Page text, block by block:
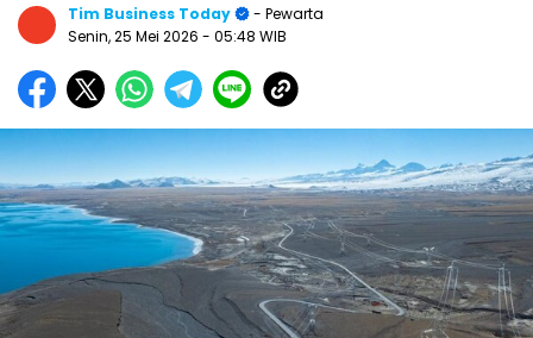
Tim Business Today
- Pewarta
Senin, 25 Mei 2026 - 05:48 WIB